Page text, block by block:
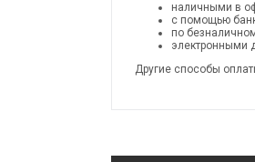
наличными в
с помощью
по
электронными
Другие способы